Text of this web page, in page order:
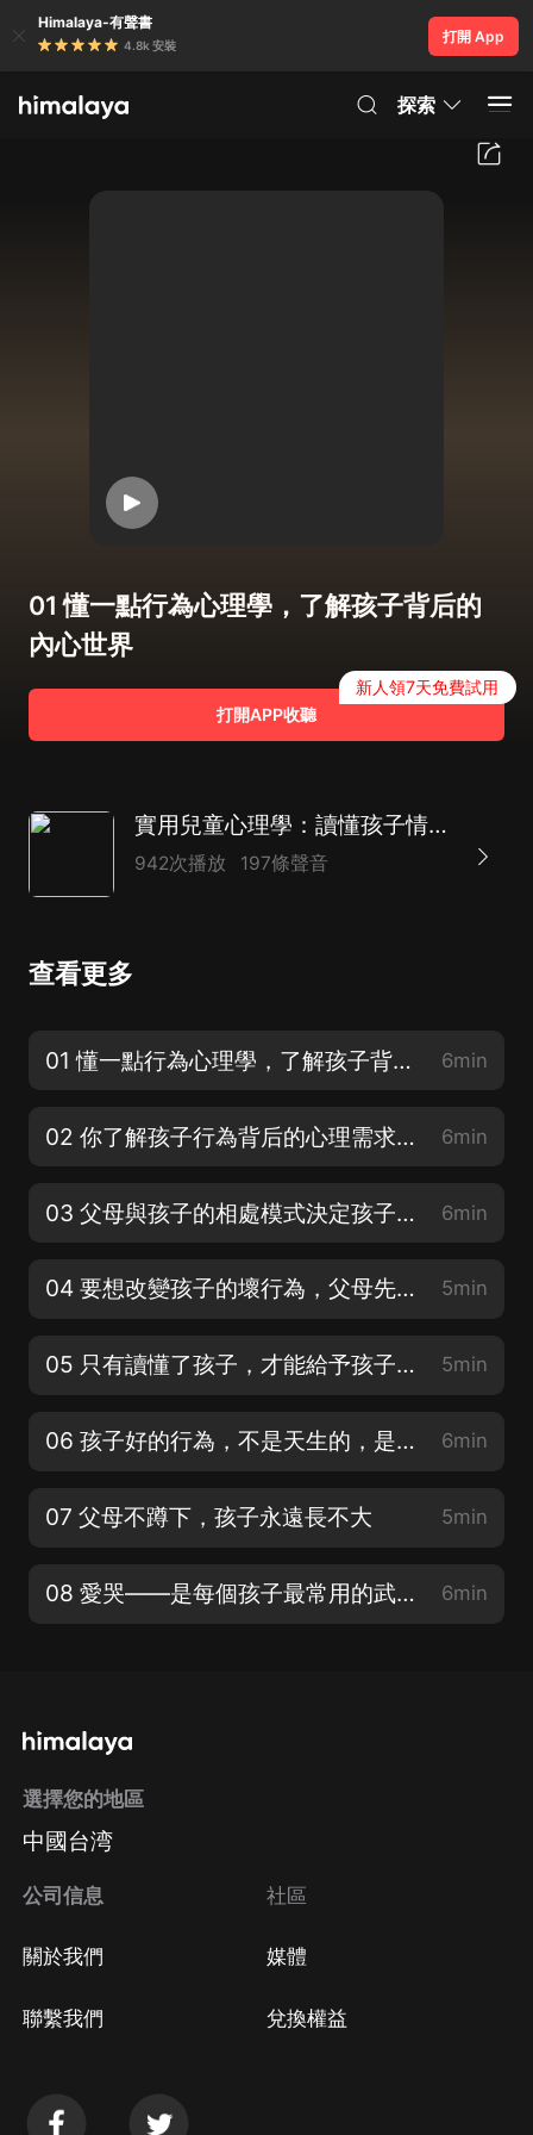
Himalaya-有聲書
4.8k 安裝
打開 App
探索
01 懂一點行為心理學，了解孩子背后的
內心世界
打開APP收聽
新人領7天免費試用
實用兒童心理學：讀懂孩子情緒和行為 | 高效育兒
942次播放 197條聲音
查看更多
01 懂一點行為心理學，了解孩子背后的內心世界 6min
02 你了解孩子行為背后的心理需求嗎？ 6min
03 父母與孩子的相處模式決定孩子的行為 6min
04 要想改變孩子的壞行為，父母先要改變自己的行為 5min
05 只有讀懂了孩子，才能給予孩子更好的愛 5min
06 孩子好的行為，不是天生的，是愛和支持滋養出來的 6min
07 父母不蹲下，孩子永遠長不大 5min
08 愛哭——是每個孩子最常用的武器 6min
選擇您的地區
中國台湾
公司信息
關於我們
聯繫我們
社區
媒體
兌換權益